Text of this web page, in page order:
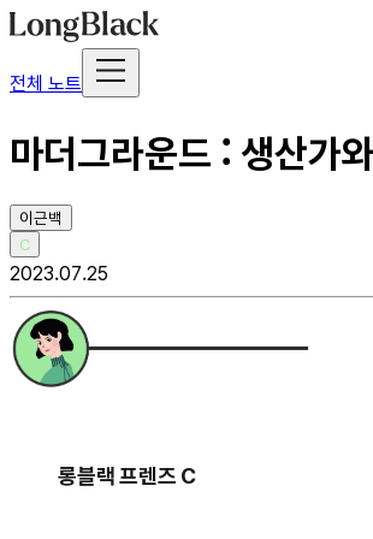
전체 노트
마더그라운드 : 생산가
이근백
C
2023.07.25
롱블랙 프렌즈 C